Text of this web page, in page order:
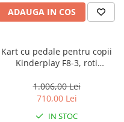
ADAUGA IN COS
Kart cu pedale pentru copii
Kinderplay F8-3, roti
1.006,00 Lei
710,00 Lei
IN STOC